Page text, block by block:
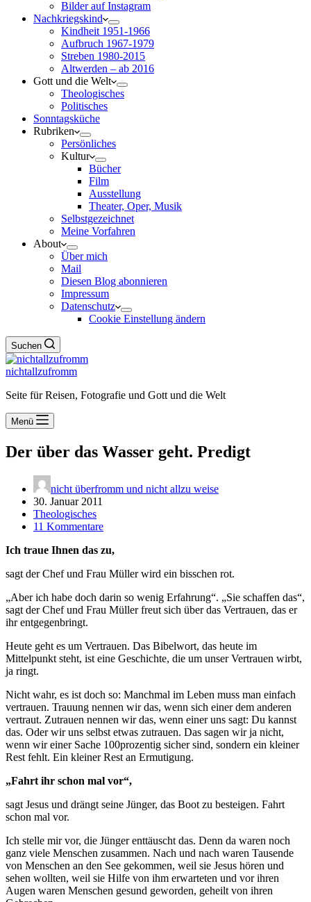
Bilder auf Instagram
Nachkriegskind
Kindheit 1951-1966
Aufbruch 1967-1979
Streben 1980-2015
Altwerden – ab 2016
Gott und die Welt
Theologisches
Politisches
Sonntagsküche
Rubriken
Persönliches
Kultur
Bücher
Film
Ausstellung
Theater, Oper, Musik
Selbstgezeichnet
Meine Vorfahren
About
Über mich
Mail
Diesen Blog abonnieren
Impressum
Datenschutz
Cookie Einstellung ändern
Suchen
nichtallzufromm
Seite für Reisen, Fotografie und Gott und die Welt
Menü
Der über das Wasser geht. Predigt
nicht überfromm und nicht allzu weise
30. Januar 2011
Theologisches
11 Kommentare
Ich traue Ihnen das zu,
sagt der Chef und Frau Müller wird ein bisschen rot.
„Aber ich habe doch darin so wenig Erfahrung“. „Sie schaffen das“,
sagt der Chef und Frau Müller freut sich über das Vertrauen, das er
ihr entgegenbringt.
Heute geht es um Vertrauen. Das Bibelwort, das heute im
Mittelpunkt steht, ist eine Geschichte, die um unser Vertrauen wirbt,
ja ringt.
Nicht wahr, es ist doch so: Manchmal im Leben muss man einfach
vertrauen. Trauung nennen wir das, wenn sich einer dem anderen
vertraut. Zutrauen nennen wir das, wenn einer uns sagt: Du kannst
das. Oder wir uns selbst etwas zutrauen. Das sagen wir ja nicht,
wenn wir einer Sache 100prozentig sicher sind, sondern ein kleiner
Rest fehlt. Ein kleiner Rest an Ermutigung.
„Fahrt ihr schon mal vor“,
sagt Jesus und drängt seine Jünger, das Boot zu besteigen. Fahrt
schon mal vor.
Ich stelle mir vor, die Jünger enttäuscht das. Denn da waren noch
ganz viele Menschen zusammen. Nach und nach waren Tausende
von Menschen an den See gekommen, weil sie Jesus hören und
sehen wollten, weil sie Hilfe von ihm erwarteten und vor ihren
Augen waren Menschen gesund geworden, geheilt von ihren